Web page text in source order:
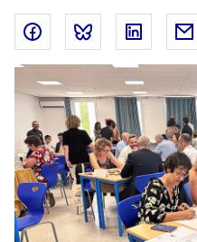
Partager sur Facebook
Partager sur